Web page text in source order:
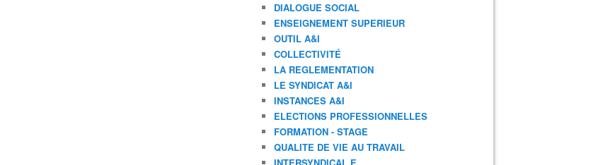
DIALOGUE SOCIAL
ENSEIGNEMENT SUPERIEUR
OUTIL A&I
COLLECTIVITÉ
LA REGLEMENTATION
LE SYNDICAT A&I
INSTANCES A&I
ELECTIONS PROFESSIONNELLES
FORMATION - STAGE
QUALITE DE VIE AU TRAVAIL